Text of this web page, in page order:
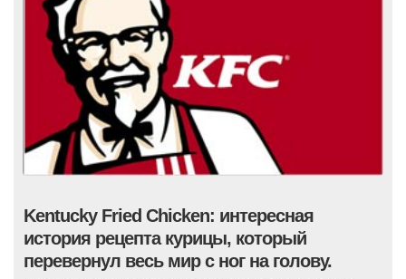
Kentucky Fried Chicken: интересная
история рецепта курицы, который
перевернул весь мир с ног на голову.